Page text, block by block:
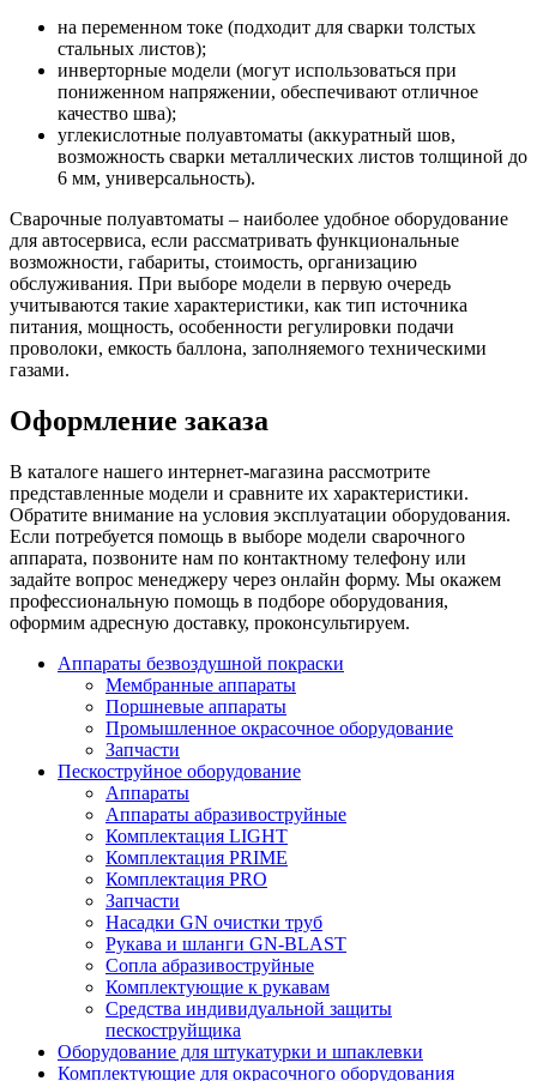
на переменном токе (подходит для сварки толстых
стальных листов);
инверторные модели (могут использоваться при
пониженном напряжении, обеспечивают отличное
качество шва);
углекислотные полуавтоматы (аккуратный шов,
возможность сварки металлических листов толщиной до
6 мм, универсальность).
Сварочные полуавтоматы – наиболее удобное оборудование
для автосервиса, если рассматривать функциональные
возможности, габариты, стоимость, организацию
обслуживания. При выборе модели в первую очередь
учитываются такие характеристики, как тип источника
питания, мощность, особенности регулировки подачи
проволоки, емкость баллона, заполняемого техническими
газами.
Оформление заказа
В каталоге нашего интернет-магазина рассмотрите
представленные модели и сравните их характеристики.
Обратите внимание на условия эксплуатации оборудования.
Если потребуется помощь в выборе модели сварочного
аппарата, позвоните нам по контактному телефону или
задайте вопрос менеджеру через онлайн форму. Мы окажем
профессиональную помощь в подборе оборудования,
оформим адресную доставку, проконсультируем.
Аппараты безвоздушной покраски
Мембранные аппараты
Поршневые аппараты
Промышленное окрасочное оборудование
Запчасти
Пескоструйное оборудование
Аппараты
Аппараты абразивоструйные
Комплектация LIGHT
Комплектация PRIME
Комплектация PRO
Запчасти
Насадки GN очистки труб
Рукава и шланги GN-BLAST
Сопла абразивоструйные
Комплектующие к рукавам
Средства индивидуальной защиты
пескоструйщика
Оборудование для штукатурки и шпаклевки
Комплектующие для окрасочного оборудования